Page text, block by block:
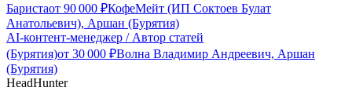
Баристаот 90 000 ₽КофеМейт (ИП Соктоев Булат
Анатольевич), Аршан (Бурятия)
AI-контент-менеджер / Автор статей
(Бурятия)от 30 000 ₽Волна Владимир Андреевич, Аршан
(Бурятия)
HeadHunter